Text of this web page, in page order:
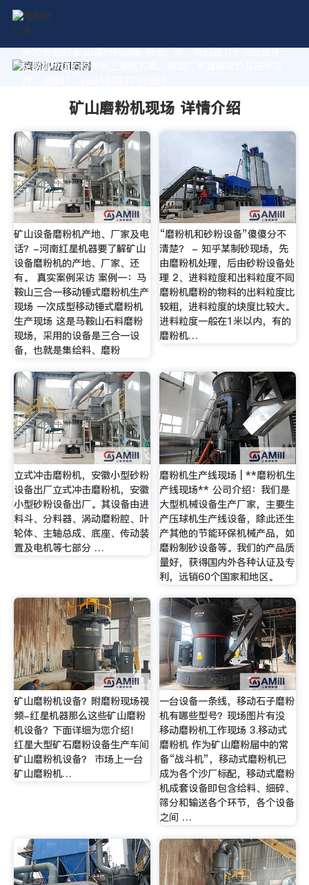
作为专业的 矿山磨粉机现场 制造厂家，我们致力于为您量身
定制高价值的粉体加工系统方案。获取厂家直销报价及技术支
矿山磨粉机现场 详情介绍
矿山设备磨粉机产地、厂家及电
话？-河南红星机器要了解矿山
设备磨粉机的产地、厂家、还
有。 真实案例采访 案例一：马
鞍山三合一移动锤式磨粉机生产
现场 一次成型移动锤式磨粉机
生产现场 这是马鞍山石料磨粉
现场，采用的设备是三合一设
备，也就是集给料、磨粉
“磨粉机和砂粉设备”傻傻分不
清楚？ - 知乎某制砂现场，先
由磨粉机处理，后由砂粉设备处
理 2、进料粒度和出料粒度不同
磨粉机磨粉的物料的出料粒度比
较粗，进料粒度的块度比较大。
进料粒度一般在1米以内，有的
磨粉机…
立式冲击磨粉机，安徽小型砂粉
设备出厂立式冲击磨粉机，安徽
小型砂粉设备出厂。其设备由进
料斗、分料器、涡动磨粉腔、叶
轮体、主轴总成、底座、传动装
置及电机等七部分 …
磨粉机生产线现场 | **磨粉机生
产线现场** 公司介绍：我们是
大型机械设备生产厂家，主要生
产压球机生产线设备，除此还生
产其他的节能环保机械产品，如
磨粉制砂设备等。我们的产品质
量好，获得国内外各种认证及专
利，远销60个国家和地区。
矿山磨粉机设备？附磨粉现场视
频-红星机器那么这些矿山磨粉
机设备？下面详细为您介绍！
红星大型矿石磨粉设备生产车间
矿山磨粉机设备？ 市场上一台
矿山磨粉机…
一台设备一条线，移动石子磨粉
机有哪些型号？现场图片有没
移动磨粉机工作现场 3.移动式
磨粉机 作为矿山磨粉届中的常
备“战斗机”，移动式磨粉机已
成为各个沙厂标配，移动式磨粉
机成套设备即包含给料、细碎、
筛分和输送各个环节，各个设备
之间 …